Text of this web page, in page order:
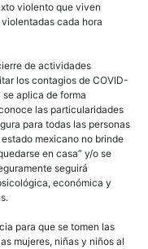
violento que viven
cada hora
de actividades
los contagios de COVID-
aplica de forma
las particularidades
para todas las personas
mexicano no brinde
en casa” y/o se
seguirá
económica y
para que se tomen las
mujeres, niñas y niños al